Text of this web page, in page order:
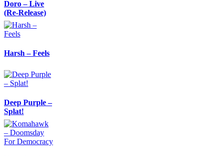
Doro – Live
(Re-Release)
Harsh – Feels
Deep Purple –
Splat!